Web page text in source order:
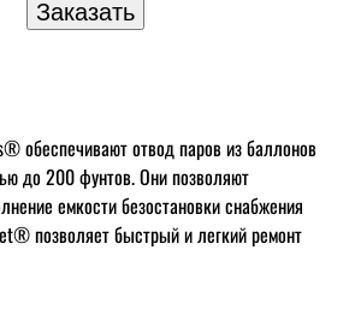
обеспечивают отвод паров из баллонов
до 200 фунтов. Они позволяют
емкости безостановки снабжения
позволяет быстрый и легкий ремонт